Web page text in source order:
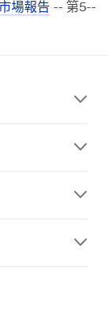
場報告 -- 第5--